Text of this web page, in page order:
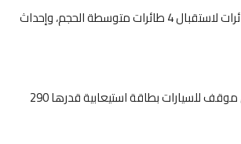
وقد هم مشروع المحطة الجوية الجديدة لمطار كلميم توسيع وتأهيل ساحة تحرك الطائرات لاستقبال طائرات من طراز “بوينغ 747″، وتقوية مدرج الطيران وجنباته، وبناء موقف للطائرات لاستقبال 4 طائرات متوسطة الحجم، وإحداث
وتتوفر المحطة الجديدة، التي شيدت على مساحة 7 آلاف متر مربع ، على بنايات مختلفة على مساحة 2000 متر مربع (الجناح التقني، والبنيات الإدارية، ووحدة مكافحة الحرائق)، وعلى موقف للسيارات بطاقة استيعابية قدرها 290